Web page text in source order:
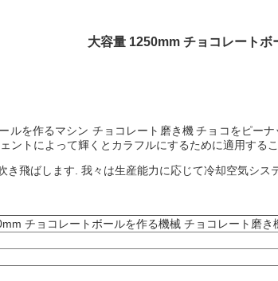
大容量 1250mm チョコレート
ルを作るマシン チョコレート磨き機 チョコをピー
ントによって輝くとカラフルにするために適用する
き飛ばします. 我々は生産能力に応じて冷却空気シス
チョコレートボールを作る機械 チョコレート磨き